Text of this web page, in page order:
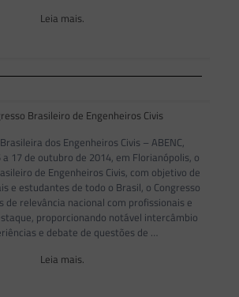
Leia mais.
Brasileiro de Engenheiros Civis
dos Engenheiros Civis – ABENC,
17 de outubro de 2014, em Florianópolis, o
de Engenheiros Civis, com objetivo de
e estudantes de todo o Brasil, o Congresso
de relevância nacional com profissionais e
proporcionando notável intercâmbio
e debate de questões de …
Leia mais.